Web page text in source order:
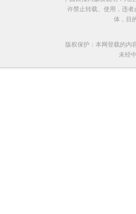
许禁止转载、使用，违
体，目
版权保护：本网登载的内
未经